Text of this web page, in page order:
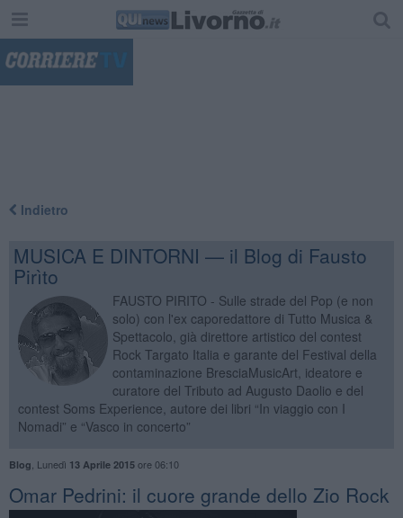
Indietro
MUSICA E DINTORNI — il Blog di Fausto
Pirìto
FAUSTO PIRITO - Sulle strade del Pop (e non
solo) con l'ex caporedattore di Tutto Musica &
Spettacolo, già direttore artistico del contest
Rock Targato Italia e garante del Festival della
contaminazione BresciaMusicArt, ideatore e
curatore del Tributo ad Augusto Daolio e del
contest Soms Experience, autore dei libri “In viaggio con I
Nomadi” e “Vasco in concerto”
Blog Lunedì 13 Aprile 2015ore 06:10
Omar Pedrini: il cuore grande dello Zio Rock